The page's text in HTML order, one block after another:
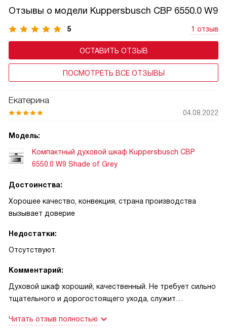
Отзывы о модели Kuppersbusch CBP 6550.0 W9
5 1 отзыв
ОСТАВИТЬ ОТЗЫВ
ПОСМОТРЕТЬ ВСЕ ОТЗЫВЫ
Екатерина
04.08.2022
Модель:
Компактный духовой шкаф Kuppersbusch CBP
6550.0 W9 Shade of Grey
Достоинства:
Хорошее качество, конвекция, страна производства
вызывает доверие
Недостатки:
Отсутствуют.
Комментарий:
Духовой шкаф хороший, качественный. Не требует сильно
тщательного и дорогостоящего ухода, служит
страна производства данного товара. Дорогая,
Читать отзыв полностью